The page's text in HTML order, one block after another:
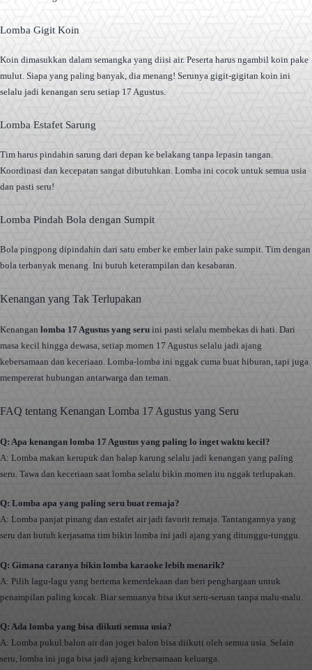
Lomba Gigit Koin
Koin dimasukkan dalam semangka yang diisi air. Peserta harus ngambil koin pake
mulut. Siapa yang paling banyak, dia menang! Serunya gigit-gigitan koin ini
selalu jadi kenangan seru setiap 17 Agustus.
Lomba Estafet Sarung
Tim harus pindahin sarung dari depan ke belakang tanpa lepasin tangan.
Koordinasi dan kecepatan sangat dibutuhkan. Lomba ini cocok untuk semua usia
dan pasti seru!
Lomba Pindah Bola dengan Sumpit
Bola pingpong dipindahin dari satu ember ke ember lain pake sumpit. Tim dengan
bola terbanyak menang. Ini butuh keterampilan dan kesabaran.
Kenangan yang Tak Terlupakan
Kenangan lomba 17 Agustus yang seru ini pasti selalu membekas di hati. Dari
masa kecil hingga dewasa, setiap momen 17 Agustus selalu jadi ajang
kebersamaan dan keceriaan. Lomba-lomba ini nggak cuma buat hiburan, tapi juga
mempererat hubungan antarwarga dan teman.
FAQ tentang Kenangan Lomba 17 Agustus yang Seru
Q: Apa kenangan lomba 17 Agustus yang paling lo inget waktu kecil?
A: Lomba makan kerupuk dan balap karung selalu jadi kenangan yang paling
seru. Tawa dan keceriaan saat lomba selalu bikin momen itu nggak terlupakan.
Q: Lomba apa yang paling seru buat remaja?
A: Lomba panjat pinang dan estafet air jadi favorit remaja. Tantangannya yang
seru dan butuh kerjasama tim bikin lomba ini jadi ajang yang ditunggu-tunggu.
Q: Gimana caranya bikin lomba karaoke lebih menarik?
A: Pilih lagu-lagu yang bertema kemerdekaan dan beri penghargaan untuk
penampilan paling kocak. Biar semuanya bisa ikut seru-seruan tanpa malu-malu.
Q: Ada lomba yang bisa diikuti semua usia?
A: Lomba pukul balon air dan joget balon bisa diikuti oleh semua usia. Selain
seru, lomba ini juga bisa jadi ajang kebersamaan keluarga.